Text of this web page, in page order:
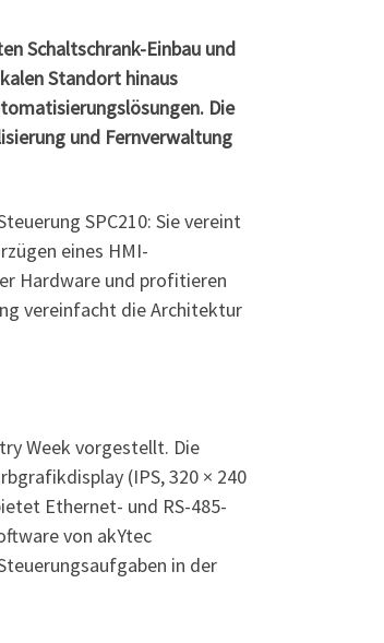
Schaltschrank-Einbau und
Standort hinaus
Die
und Fernverwaltung
SPC210: Sie vereint
eines HMI-
Hardware und profitieren
vereinfacht die Architektur
Week vorgestellt. Die
(IPS, 320 × 240
Ethernet- und RS-485-
von akYtec
in der